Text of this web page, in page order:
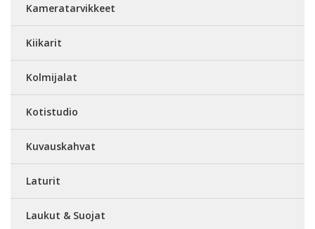
Kameratarvikkeet
Kiikarit
Kolmijalat
Kotistudio
Kuvauskahvat
Laturit
Laukut & Suojat